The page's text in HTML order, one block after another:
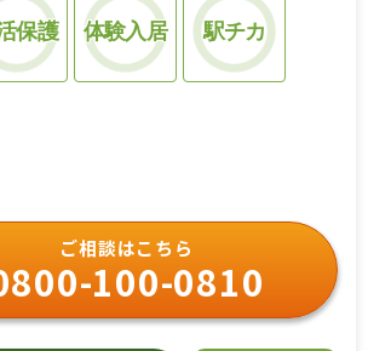
保護 体験入居 駅チカ
ご相談はこちら
100-0810